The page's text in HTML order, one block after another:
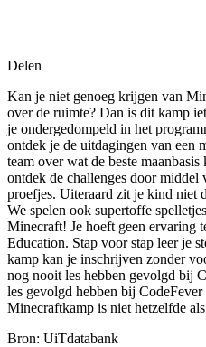
Delen
Kan je niet genoeg krijgen van
over de ruimte? Dan is dit kamp
je ondergedompeld in het
ontdek je de uitdagingen van een
team over wat de beste
ontdek de challenges door middel
proefjes. Uiteraard zit je kind niet
We spelen ook supertoffe
Minecraft! Je hoeft geen ervaring
Education. Stap voor stap leer je
kamp kan je inschrijven zonder
nog nooit les hebben gevolgd bij
les gevolgd hebben bij
Minecraftkamp is niet hetzelfde
Bron: UiTdatabank